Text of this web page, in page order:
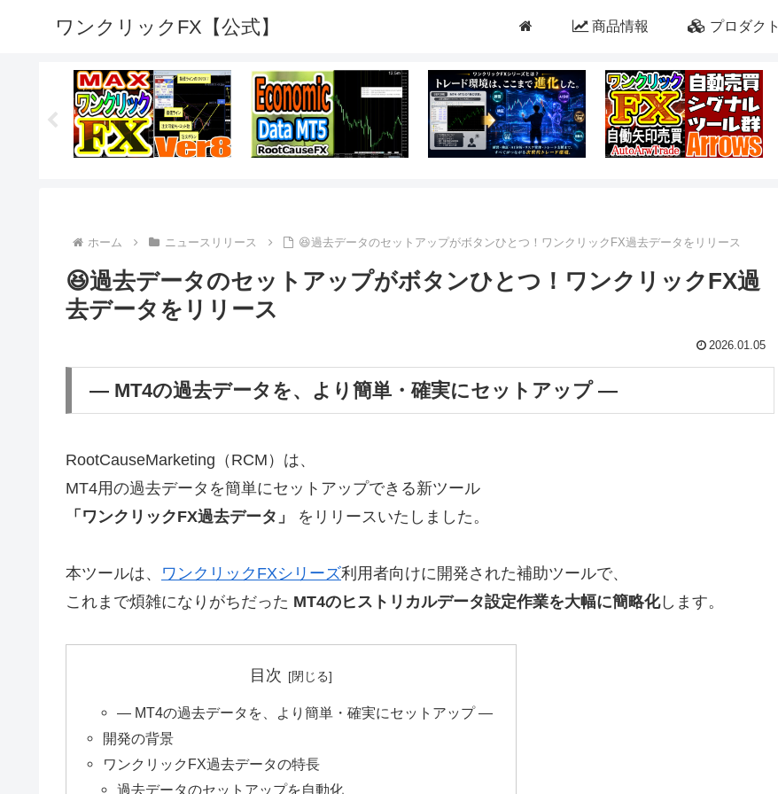
ワンクリックFX【公式】 商品情報 プロダクト
ホーム ニュースリリース 😆過去データのセットアップがボタンひとつ！ワンクリックFX過去データをリリース
😆過去データのセットアップがボタンひとつ！ワンクリックFX過
去データをリリース
2026.01.05
― MT4の過去データを、より簡単・確実にセットアップ ―
RootCauseMarketing（RCM）は、
MT4用の過去データを簡単にセットアップできる新ツール
「ワンクリックFX過去データ」
をリリースいたしました。
本ツールは、 ワンクリックFXシリーズ利用者向けに開発された補助ツールで、
これまで煩雑になりがちだった MT4のヒストリカルデータ設定作業を大幅に簡略化します。
目次
― MT4の過去データを、より簡単・確実にセットアップ ―
開発の背景
ワンクリックFX過去データの特長
過去データのセットアップを自動化